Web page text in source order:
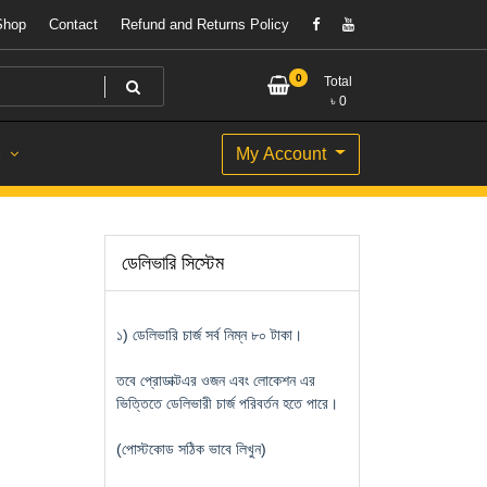
Contact Refund and Returns Policy
0
Total
৳ 0
My Account
ডেলিভারি সিস্টেম
১) ডেলিভারি চার্জ সর্ব নিম্ন ৮০ টাকা।
তবে প্রোডাক্টএর ওজন এবং লোকেশন এর
ভিত্তিতে ডেলিভারী চার্জ পরিবর্তন হতে পারে।
(পোস্টকোড সঠিক ভাবে লিখুন)